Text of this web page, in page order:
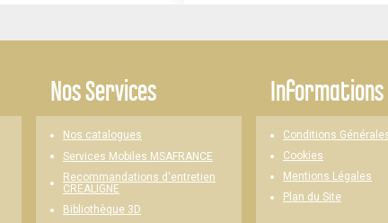
Nos Services
Nos catalogues
Services Mobiles MSAFRANCE
Recommandations d'entretien
CREALIGNE
Bibliothèque 3D
Informations
Conditions
Cookies
Mentions Légales
Plan du Site